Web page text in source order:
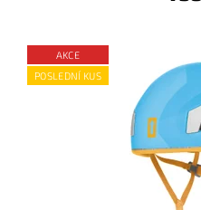
AKCE
POSLEDNÍ KUS